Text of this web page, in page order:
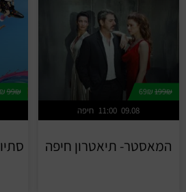
199₪
חיפה 11:00 09.08
המאסטר- תיאטרון חיפה
99₪
79₪